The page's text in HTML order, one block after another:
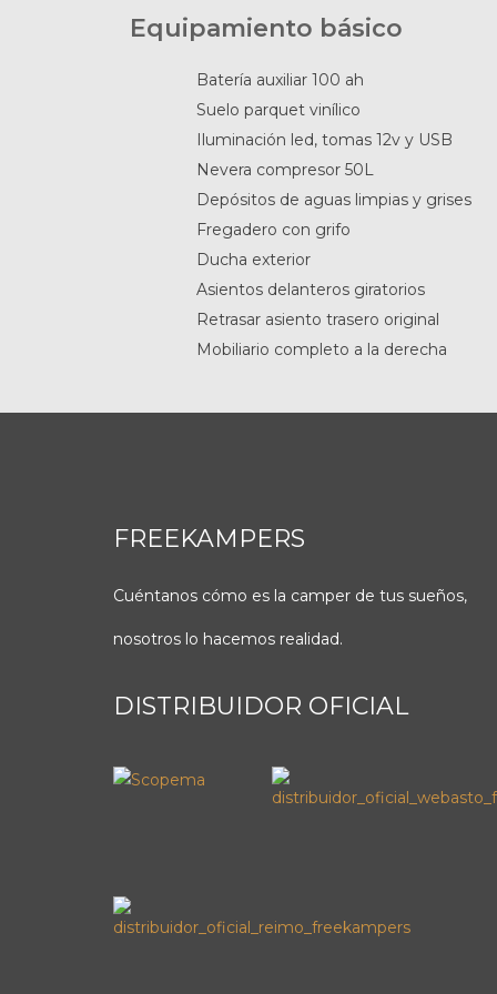
Equipamiento básico
Batería auxiliar 100 ah
Suelo parquet vinílico
Iluminación led, tomas 12v y USB
Nevera compresor 50L
Depósitos de aguas limpias y grises
Fregadero con grifo
Ducha exterior
Asientos delanteros giratorios
Retrasar asiento trasero original
Mobiliario completo a la derecha
FREEKAMPERS
Cuéntanos cómo es la camper de tus sueños,
nosotros lo hacemos realidad.
DISTRIBUIDOR OFICIAL